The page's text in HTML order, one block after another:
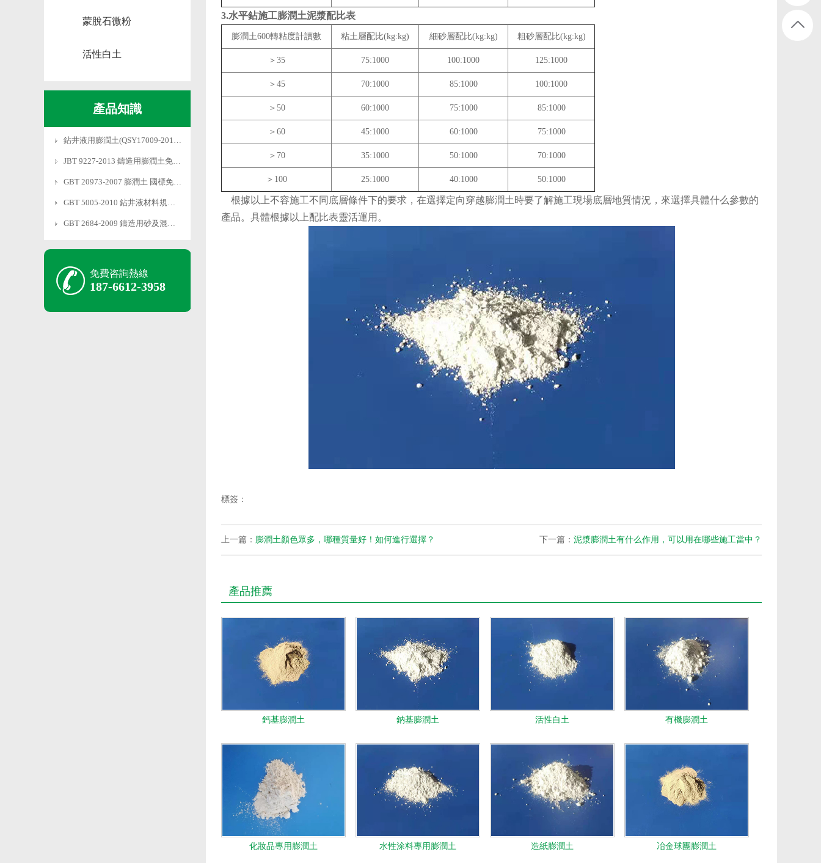
蒙脫石微粉
活性白土
產品知識
鉆井液用膨潤土(QSY17009-2019)標準免
JBT 9227-2013 鑄造用膨潤土免費下載
GBT 20973-2007 膨潤土 國標免費下載
GBT 5005-2010 鉆井液材料規范免費下載
GBT 2684-2009 鑄造用砂及混合料試驗方
免費咨詢熱線
187-6612-3958
3.水平鉆施工膨潤土泥漿配比表
膨潤土600轉粘度計讀數 粘土層配比(kg:kg) 細砂層配比(kg:kg) 粗砂層配比(kg:kg)
＞35 75:1000 100:1000 125:1000
＞45 70:1000 85:1000 100:1000
＞50 60:1000 75:1000 85:1000
＞60 45:1000 60:1000 75:1000
＞70 35:1000 50:1000 70:1000
＞100 25:1000 40:1000 50:1000
根據以上不容施工不同底層條件下的要求，在選擇定向穿越膨潤土時要了解施工現場底層地質情況，來選擇具體什么參數的
產品。具體根據以上配比表靈活運用。
標簽：
上一篇： 膨潤土顏色眾多，哪種質量好！如何進行選擇？ 下一篇： 泥漿膨潤土有什么作用，可以用在哪些施工當中？
產品推薦
鈣基膨潤土 鈉基膨潤土 活性白土 有機膨潤土
化妝品專用膨潤土 水性涂料專用膨潤土 造紙膨潤土 冶金球團膨潤土